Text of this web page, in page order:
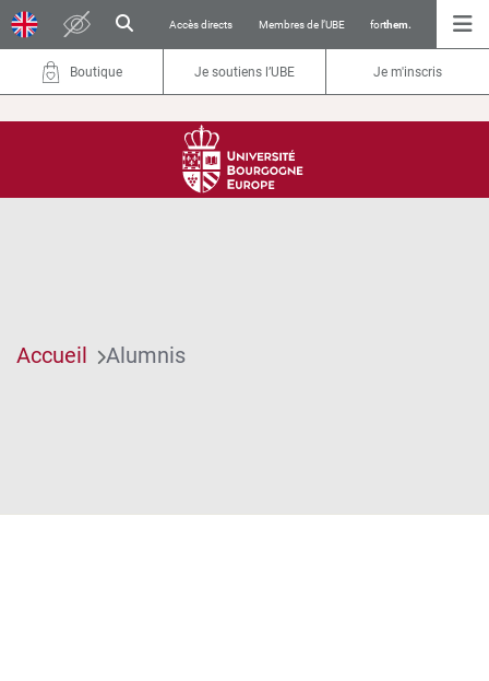
Accès directs Membres de l’UBE forthem.
Boutique Je soutiens l’UBE Je m'inscris
Accueil Alumnis